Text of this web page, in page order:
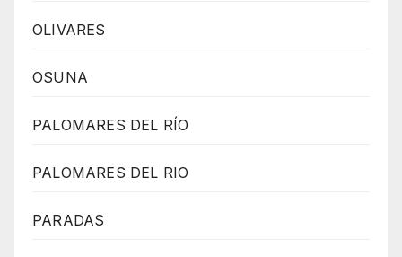
OLIVARES
OSUNA
PALOMARES DEL RÍO
PALOMARES DEL RIO
PARADAS